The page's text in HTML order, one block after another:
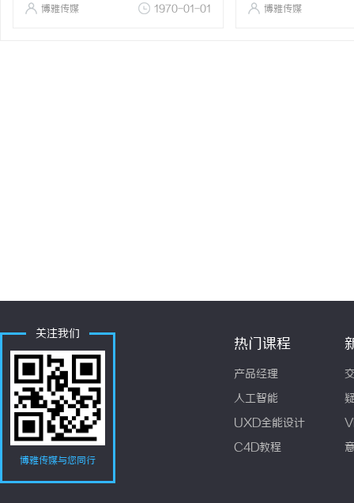
博雅传媒 1970-01-01 博雅传媒
关注我们
博雅传媒与您同行
热门课程
产品经理
人工智能
UXD全能设计
C4D教程